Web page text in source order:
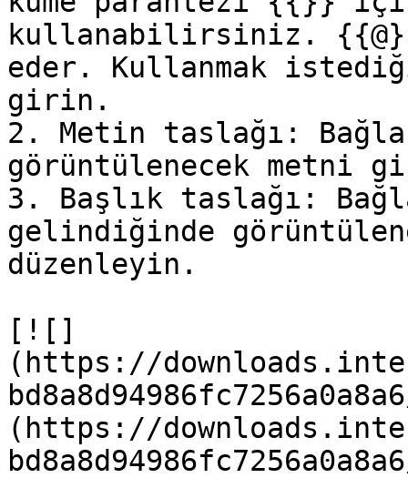
kullanabilirsiniz.
eder. Kullanmak
girin.
2. Metin taslağı:
görüntülenecek metni
3. Başlık taslağı:
gelindiğinde
düzenleyin.
[![]
(https://
(https://